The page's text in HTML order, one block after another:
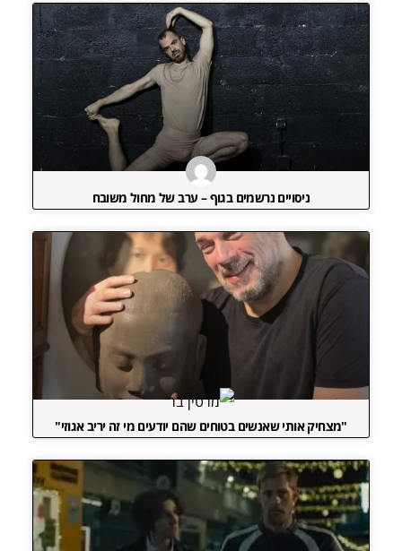
ניסויים נרשמים בגוף – ערב של מחול משובח
"מצחיק אותי שאנשים בטוחים שהם יודעים מי זה יריב אגוזי"